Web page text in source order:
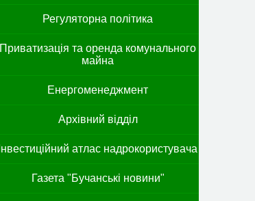
Регуляторна політика
Приватизація та оренда комунального
майна
Енергоменеджмент
Архівний відділ
Інвестиційний атлас надрокористувача
Газета "Бучанські новини"